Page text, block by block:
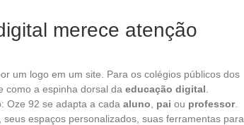
merece atenção
um logo em um site. Para os colégios públicos dos
como a espinha dorsal da educação digital
Oze 92 se adapta a cada aluno pai ou professor.
espaços personalizados, suas ferramentas para